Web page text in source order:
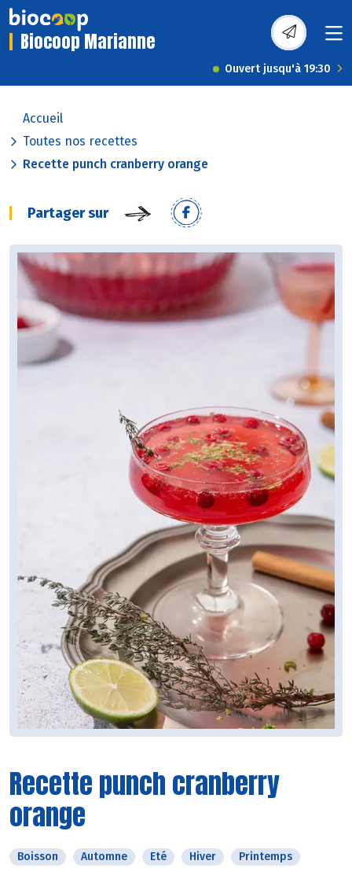
Biocoop Marianne
Ouvert jusqu'à 19:30
Accueil
Toutes nos recettes
Recette punch cranberry orange
Partager sur
Recette punch cranberry
orange
Boisson Automne Eté Hiver Printemps